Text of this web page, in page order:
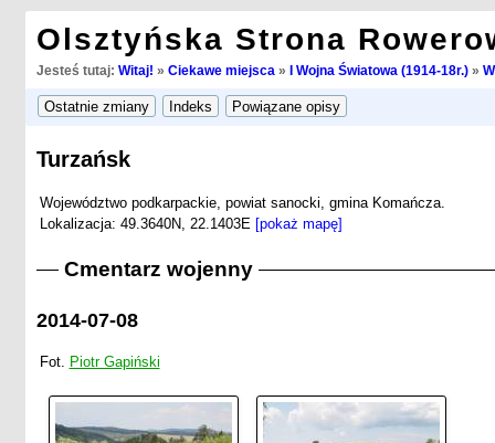
Olsztyńska Strona
Jesteś tutaj: Witaj! » Ciekawe miejsca » I Wojna Światowa (1914-18r.)»
Turzańsk
Województwo podkarpackie, powiat sanocki, gmina Komańcza.
Lokalizacja: 49.3640N, 22.1403E [pokaż mapę]
Cmentarz wojenny
2014-07-08
Fot. Piotr Gapiński